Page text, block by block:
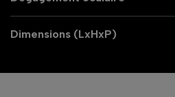
Dimensions (LxHxP)